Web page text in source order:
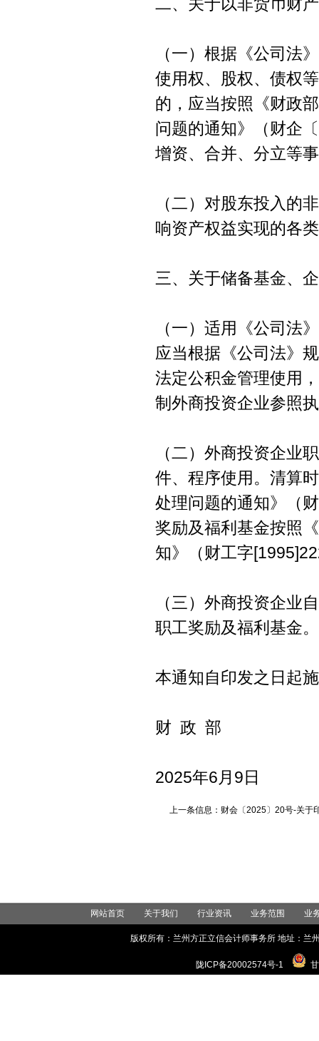
（一）根据《公司法
使用权、股权、债权
的，应当按照《财政
问题的通知》（财企
增资、合并、分立等
（二）对股东投入的
响资产权益实现的各
三、关于储备基金、
（一）适用《公司法
应当根据《公司法》
法定公积金管理使用
制外商投资企业参照
（二）外商投资企业
件、程序使用。清算
处理问题的通知》（
奖励及福利基金按照
知》（财工字
（三）外商投资企业
职工奖励及福利基金
本通知自印发之日起
财 政 部
2025年6月9日
上一条信息：财会〔2025〕20号-关于
网站首页 关于我们 行业资讯 业务范围 业
版权所有：兰州方正立信会计师事务所 地址：
陇ICP备20002574号-1